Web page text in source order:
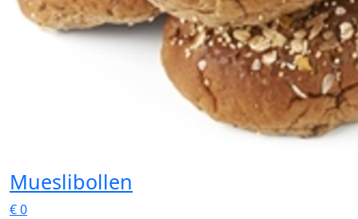
Mueslibollen
€0